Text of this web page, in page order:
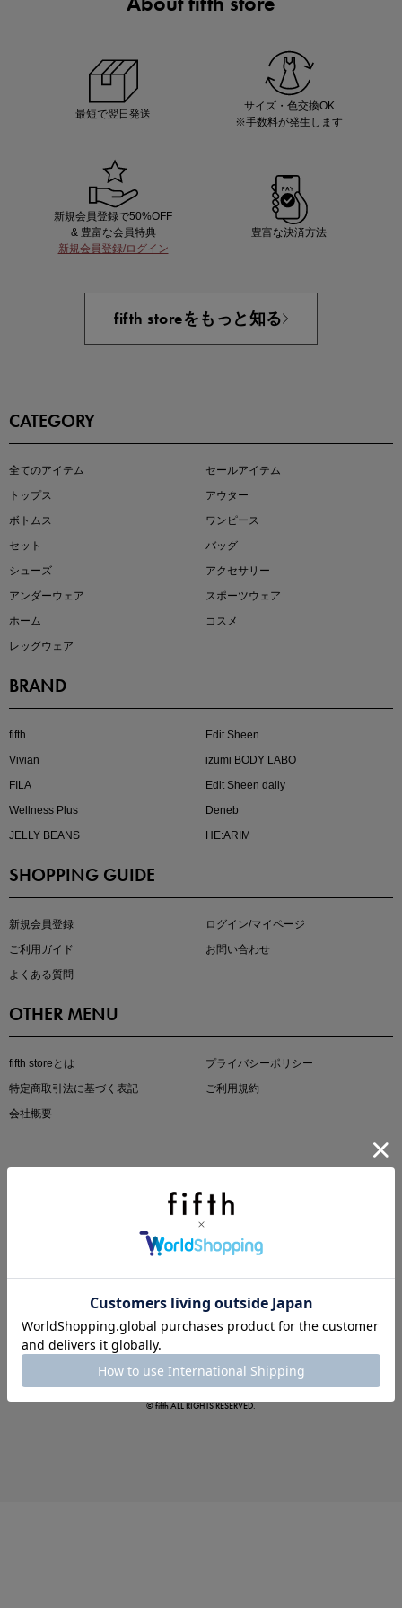
即戦力アイテム続々対象
大人の着映えアイテム5選
マストバイアイテム
この夏の主役確定！
最短で翌日発送
サイズ・色交換OK
※手数料が発生します
新規会員登録で50%OFF
& 豊富な会員特典
新規会員登録/ログイン
豊富な決済方法
fifth storeをもっと知る
CATEGORY
全てのアイテム
セールアイテム
トップス
アウター
ボトムス
ワンピース
セット
バッグ
シューズ
アクセサリー
アンダーウェア
スポーツウェア
ホーム
コスメ
レッグウェア
BRAND
fifth
Edit Sheen
Vivian
izumi BODY LABO
FILA
Edit Sheen daily
Wellness Plus
Deneb
JELLY BEANS
HE:ARIM
SHOPPING GUIDE
新規会員登録
ログイン/マイページ
ご利用ガイド
お問い合わせ
よくある質問
OTHER MENU
fifth storeとは
プライバシーポリシー
特定商取引法に基づく表記
ご利用規約
会社概要
© fifth ALL RIGHTS RESERVED.